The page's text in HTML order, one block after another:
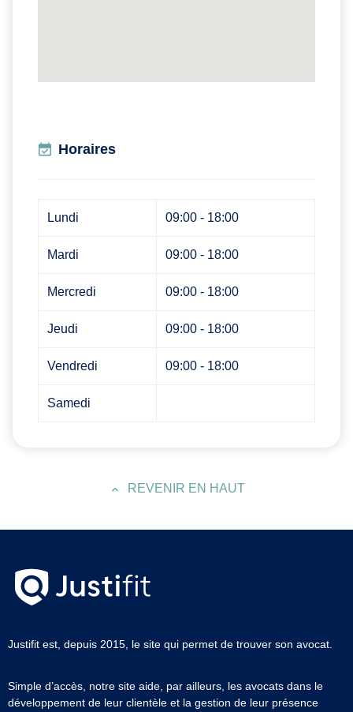
Horaires
Lundi 09:00 - 18:00
Mardi 09:00 - 18:00
Mercredi 09:00 - 18:00
Jeudi 09:00 - 18:00
Vendredi 09:00 - 18:00
Samedi
REVENIR EN HAUT
Justifit est, depuis 2015, le site qui permet de trouver son avocat.
Simple d’accès, notre site aide, par ailleurs, les avocats dans le
développement de leur clientèle et la gestion de leur présence